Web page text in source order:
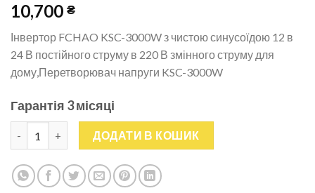
10,700 ₴
Інвертор FCHAO KSC-3000W з чистою синусоїдою 12 в
24 В постійного струму в 220 В змінного струму для
дому,Перетворювач напруги KSC-3000W
Гарантія 3 місяці
Інвертор FCHAO KSC-3000W 12v 24V на 220V 3000/6000W,
ДОДАТИ В КОШИК